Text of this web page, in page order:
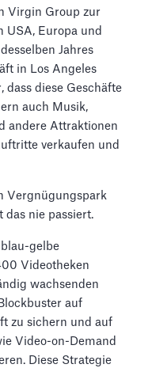
Virgin Group zur
USA, Europa und
Jahres
in Los Angeles
dass diese Geschäfte
auch Musik,
andere Attraktionen
verkaufen und
Vergnügungspark
das nie passiert.
gelbe
Videotheken
wachsenden
auf
zu sichern und auf
Video-on-Demand
Diese Strategie